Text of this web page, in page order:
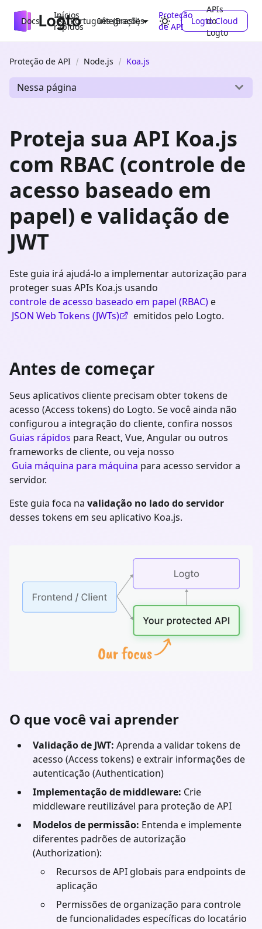
Docs
Inícios
rápidos
Integrações
Proteção
de API
APIs
do
Logto
Português (Brasil) Logto Cloud
Proteção de API Node.js Koa.js
Nessa página
Proteja sua API Koa.js
com RBAC (controle de
acesso baseado em
papel) e validação de
JWT
Este guia irá ajudá-lo a implementar autorização para
proteger suas APIs Koa.js usando
controle de acesso baseado em papel (RBAC) e
JSON Web Tokens (JWTs)
emitidos pelo Logto.
Antes de começar
Seus aplicativos cliente precisam obter tokens de
acesso (Access tokens) do Logto. Se você ainda não
configurou a integração do cliente, confira nossos
Guias rápidos para React, Vue, Angular ou outros
frameworks de cliente, ou veja nosso
Guia máquina para máquina para acesso servidor a
servidor.
Este guia foca na validação no lado do servidor
desses tokens em seu aplicativo Koa.js.
O que você vai aprender
Validação de JWT: Aprenda a validar tokens de
acesso (Access tokens) e extrair informações de
autenticação (Authentication)
Implementação de middleware: Crie
middleware reutilizável para proteção de API
Modelos de permissão: Entenda e implemente
diferentes padrões de autorização
(Authorization):
Recursos de API globais para endpoints de
aplicação
Permissões de organização para controle
de funcionalidades específicas do locatário